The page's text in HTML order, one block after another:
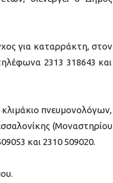
για καταρράκτη, στον
2313 318643 και
πνευμονολόγων,
(Μοναστηρίου
και 2310 509020.